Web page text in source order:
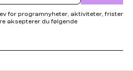
for programnyheter, aktiviteter, frister
aksepterer du følgende